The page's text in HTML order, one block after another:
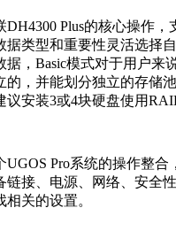
DH4300 Plus的核心操作，
据类型和重要性灵活选择
据，Basic模式对于用户来
的，并能划分独立的存储
议安装3或4块硬盘使用
Pro系统的操作整合
链接、电源、网络、安全
关的设置。